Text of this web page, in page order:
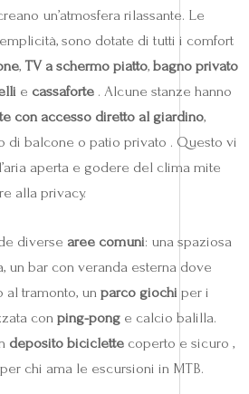
un’atmosfera rilassante. Le
sono dotate di tutti i comfort
, TV a schermo piatto, bagno privato
e cassaforte . Alcune stanze hanno
con accesso diretto al giardino,
di balcone o patio privato . Questo vi
aperta e godere del clima mite
alla privacy.
diverse aree comuni: una spaziosa
un bar con veranda esterna dove
al tramonto, un parco giochi per i
con ping-pong e calcio balilla.
deposito biciclette coperto e sicuro ,
chi ama le escursioni in MTB.